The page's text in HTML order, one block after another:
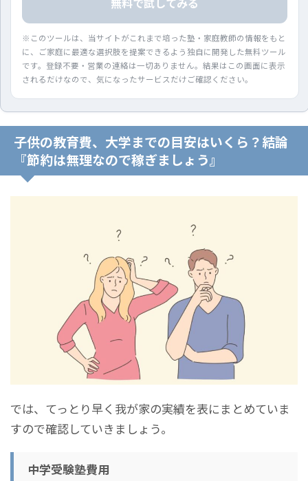
※このツールは、当サイトがこれまで培った塾・家庭教師の情報をもと
に、ご家庭に最適な選択肢を提案できるよう独自に開発した無料ツール
です。登録不要・営業の連絡は一切ありません。結果はこの画面に表示
されるだけなので、気になったサービスだけご確認ください。
子供の教育費、大学までの目安はいくら？結論
『節約は無理なので稼ぎましょう』
では、てっとり早く我が家の実績を表にまとめていま
すので確認していきましょう。
中学受験塾費用